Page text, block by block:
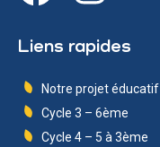
Liens rapides
Notre projet éducatif
Cycle 3 – 6ème
Cycle 4 – 5 à 3ème